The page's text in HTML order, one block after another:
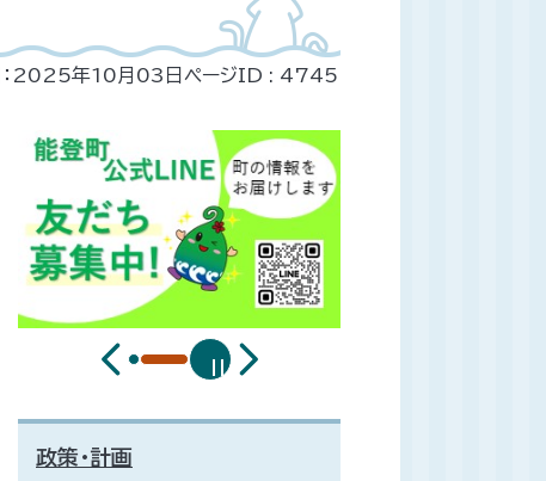
：2025年10月03日 ページID : 4745
政策・計画